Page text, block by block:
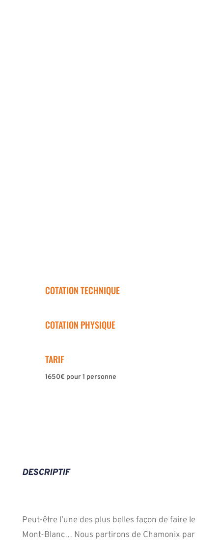
COTATION TECHNIQUE
COTATION PHYSIQUE
TARIF
1650€ pour 1 personne
DESCRIPTIF
Peut-être l’une des plus belles façon de faire le
Mont-Blanc… Nous partirons de Chamonix par